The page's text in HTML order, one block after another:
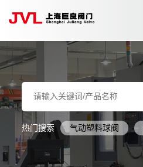
选择语言:
中文 / Chinese
英语 / English
热门搜索 气动塑料球阀